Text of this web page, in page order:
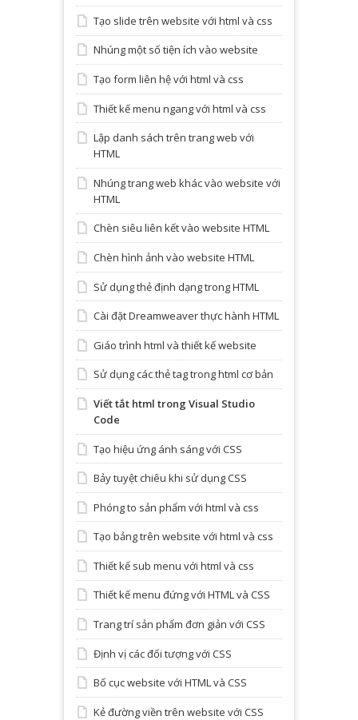
Tạo slide trên website với html và css
Nhúng một số tiện ích vào website
Tạo form liên hệ với html và css
Thiết kế menu ngang với html và css
Lập danh sách trên trang web với
HTML
Nhúng trang web khác vào website với
HTML
Chèn siêu liên kết vào website HTML
Chèn hình ảnh vào website HTML
Sử dụng thẻ định dạng trong HTML
Cài đặt Dreamweaver thực hành HTML
Giáo trình html và thiết kế website
Sử dụng các thẻ tag trong html cơ bản
Viết tắt html trong Visual Studio
Code
Tạo hiệu ứng ánh sáng với CSS
Bảy tuyệt chiêu khi sử dụng CSS
Phóng to sản phẩm với html và css
Tạo bảng trên website với html và css
Thiết kế sub menu với html và css
Thiết kế menu đứng với HTML và CSS
Trang trí sản phẩm đơn giản với CSS
Định vị các đối tượng với CSS
Bố cục website với HTML và CSS
Kẻ đường viền trên website với CSS